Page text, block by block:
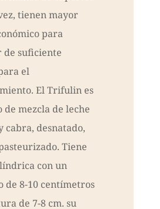
tienen mayor
para
de suficiente
el
El Trifulin es
de mezcla de leche
cabra, desnatado,
Tiene
con un
de 8-10 centímetros
de 7-8 cm. su